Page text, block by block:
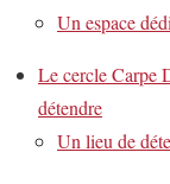
Un espace
Le cercle Carpe
détendre
Un lieu de